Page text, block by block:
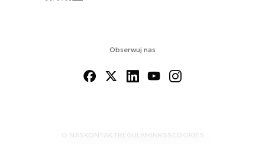
Obserwuj nas
O NAS KONTAKTREGULAMINRSS COOKIES